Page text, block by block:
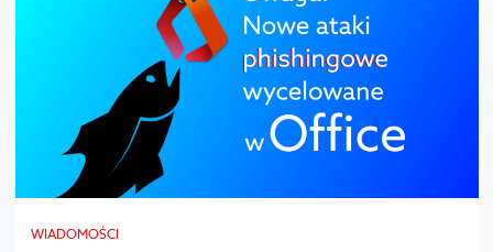
WIADOMOŚCI